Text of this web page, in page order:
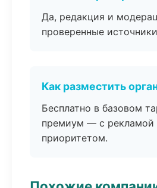
Да, редакция и
проверенные
Как разместить
Бесплатно в базовом
премиум — с рекламой
приоритетом.